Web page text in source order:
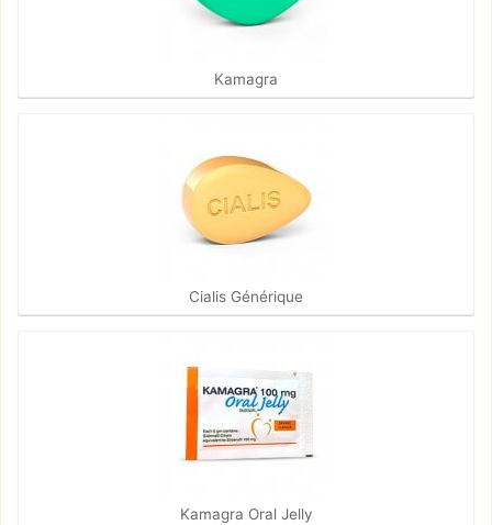
Kamagra
Cialis Générique
Kamagra Oral Jelly